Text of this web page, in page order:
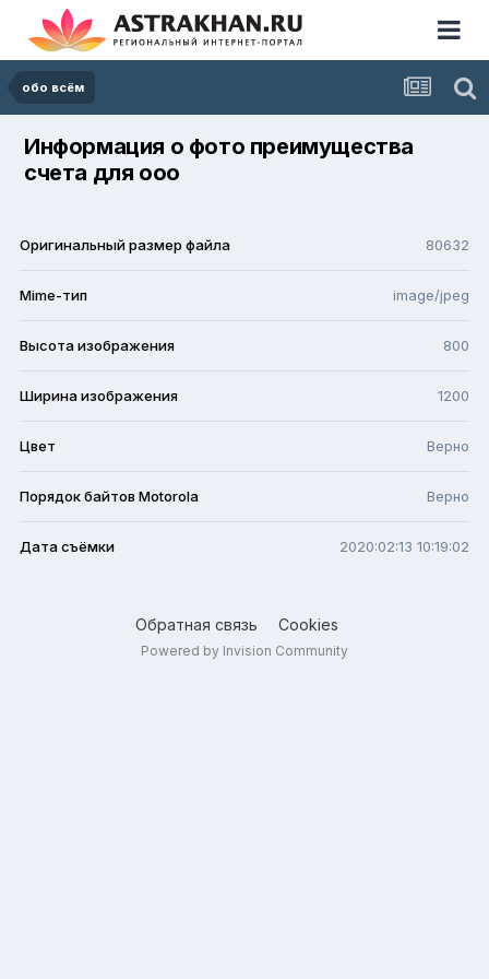
обо всём
Информация о фото преимущества
счета для ооо
Оригинальный размер файла 80632
Mime-тип image/jpeg
Высота изображения 800
Ширина изображения 1200
Цвет Верно
Порядок байтов Motorola Верно
Дата съёмки 2020:02:13 10:19:02
Обратная связь Cookies
Powered by Invision Community